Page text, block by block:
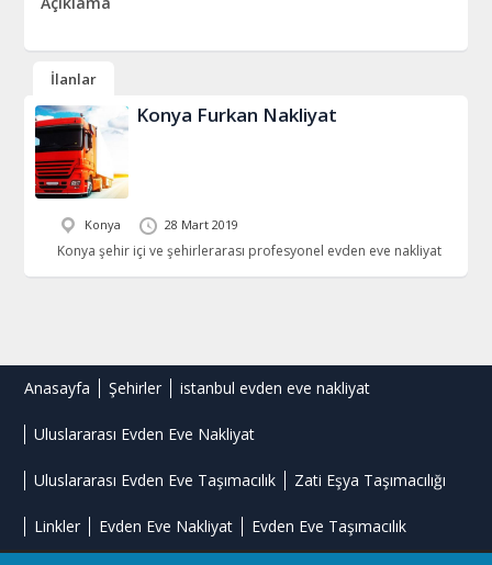
İlanlar
Konya Furkan Nakliyat
Konya 28 Mart 2019
Konya şehir içi ve şehirlerarası profesyonel evden eve nakliyat
Anasayfa Şehirler istanbul evden eve nakliyat
Uluslararası Evden Eve Nakliyat
Uluslararası Evden Eve Taşımacılık Zati Eşya Taşımacılığı
Linkler Evden Eve Nakliyat Evden Eve Taşımacılık